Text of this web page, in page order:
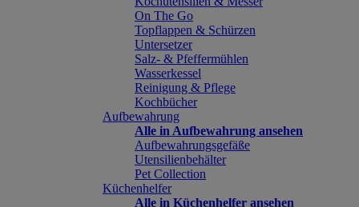
On The Go
Topflappen & Schürzen
Untersetzer
Salz- & Pfeffermühlen
Wasserkessel
Reinigung & Pflege
Kochbücher
Aufbewahrung
Alle in Aufbewahrung ansehen
Aufbewahrungsgefäße
Utensilienbehälter
Pet Collection
Küchenhelfer
Alle in Küchenhelfer ansehen